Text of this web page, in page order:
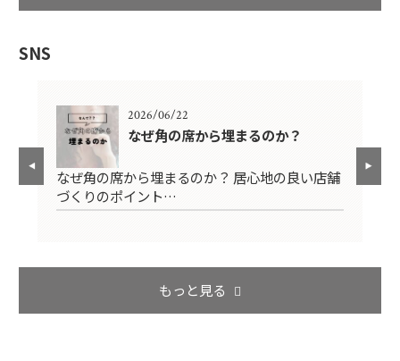
SNS
2026/06/22
なぜ角の席から埋まるのか？
なぜ角の席から埋まるのか？ 居心地の良い店舗
づくりのポイント…
もっと見る